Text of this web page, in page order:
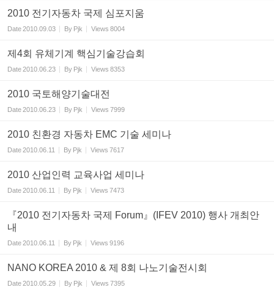
2010 전기자동차 국제 심포지움
Date2010.09.03 By Pjk Views 8004
제4회 유체기계 핵심기술강습회
Date2010.06.23 By Pjk Views 8353
2010 국토해양기술대전
Date2010.06.23 By Pjk Views 7999
2010 친환경 자동차 EMC 기술 세미나
Date2010.06.11 By Pjk Views 7617
2010 산업인력 교육사업 세미나
Date2010.06.11 By Pjk Views 7473
『2010 전기자동차 국제 Forum』(IFEV 2010) 행사 개최안
내
Date2010.06.11 By Pjk Views 9196
NANO KOREA 2010 & 제 8회 나노기술전시회
Date2010.05.29 By Pjk Views 7395